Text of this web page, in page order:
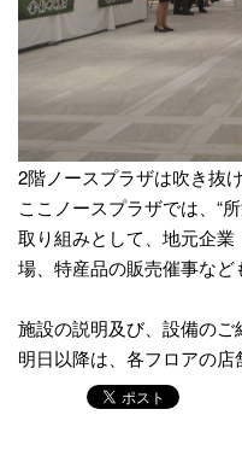
2階ノースプラザは吹き抜
ここノースプラザでは、“
取り組みとして、地元企
場、特産品の販売催事など
施設の説明及び、設備のご
明日以降は、各フロアの店